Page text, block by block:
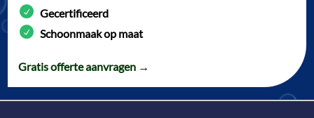
Gecertificeerd
Schoonmaak op maat
Gratis offerte aanvragen →